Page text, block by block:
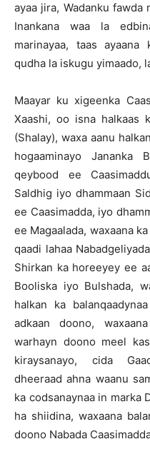
ayaa jira, Wadanku fawda
Inankana waa la
marinayaa, taas
qudha la iskugu yimaado,
Maayar ku xigeenka
Xaashi, oo isna halkaas
(Shalay), waxa aanu
hogaaminayo Jananka
qeybood ee
Saldhig iyo dhammaan
ee Caasimadda, iyo
ee Magaalada, waxaana
qaadi lahaa
Shirkan ka horeeyey ee
Booliska iyo Bulshada,
halkan ka
adkaan doono,
warhayn doono meel
kiraysanayo, cida
dheeraad ahna waanu
ka codsanaynaa in marka
ha shiidina, waxaana
doono Nabada